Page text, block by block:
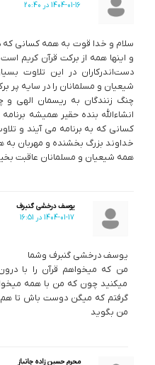
1404-01-16 در 20:40
سلام و خدا قوت به همه کسانی که
و اینها همه از برکت قرآن کریم
دست‌اندرکاران در این تلاوت
شیعیان و مسلمانان را در سایه پر
چنگ زنندگان به ریسمان الهی و
انشاءالله بنده حقیر همیشه
کسانی که به برنامه می آیند و
خداوند بزرگ بخشنده و مهربان به
همه شیعیان و مسلمانان عاقبت
یوسف درخشی گنبرف
1404-01-17 در 16:51
یوسف درخشی گنبرف وشما
من که میخواهم قرآن را با
میکنید چون که من با همه
گرفتم که میگن دوست باش تا هم
من بگوید
محرم حسین زاده جانباز